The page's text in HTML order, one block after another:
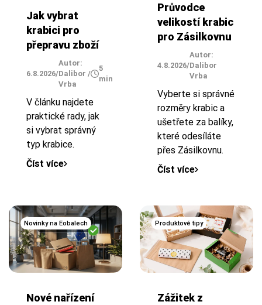
Jak vybrat
krabici pro
přepravu zboží
6.8.2026/
Autor:
Dalibor
Vrba
/
5
min
V článku najdete
praktické rady, jak
si vybrat správný
typ krabice.
Číst více
Průvodce
velikostí krabic
pro Zásilkovnu
4.8.2026/
Autor:
Dalibor
Vrba
Vyberte si správné
rozměry krabic a
ušetřete za balíky,
které odesíláte
přes Zásilkovnu.
Číst více
Novinky na Eobalech
Nové nařízení
Produktové tipy
Zážitek z